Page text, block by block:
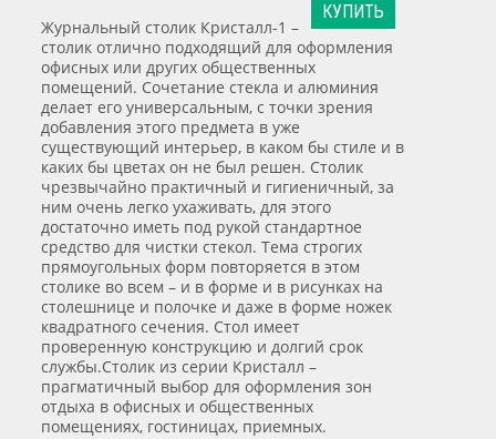
КУПИТЬ
Журнальный столик Кристалл-1 –
столик отлично подходящий для оформления
офисных или других общественных
помещений. Сочетание стекла и алюминия
делает его универсальным, с точки зрения
добавления этого предмета в уже
существующий интерьер, в каком бы стиле и в
каких бы цветах он не был решен. Столик
чрезвычайно практичный и гигиеничный, за
ним очень легко ухаживать, для этого
достаточно иметь под рукой стандартное
средство для чистки стекол. Тема строгих
прямоугольных форм повторяется в этом
столике во всем – и в форме и в рисунках на
столешнице и полочке и даже в форме ножек
квадратного сечения. Стол имеет
проверенную конструкцию и долгий срок
службы.Столик из серии Кристалл –
прагматичный выбор для оформления зон
отдыха в офисных и общественных
помещениях, гостиницах, приемных.